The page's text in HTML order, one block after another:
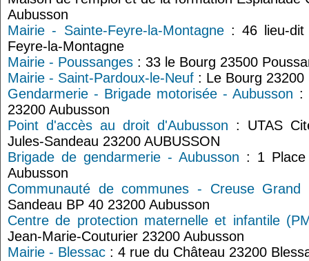
Aubusson
Mairie - Sainte-Feyre-la-Montagne: 46 lieu-dit
Feyre-la-Montagne
Mairie - Poussanges : 33 le Bourg 23500
Mairie - Saint-Pardoux-le-Neuf : Le Bourg
Gendarmerie - Brigade motorisée - Aubusson :
23200 Aubusson
Point d'accès au droit d'Aubusson : UTAS
Jules-Sandeau 23200 AUBUSSON
Brigade de gendarmerie - Aubusson : 1 Place
Aubusson
Communauté de communes - Creuse Grand
Sandeau BP 40 23200 Aubusson
Centre de protection maternelle et infantile
Jean-Marie-Couturier 23200 Aubusson
Mairie - Blessac : 4 rue du Château 23200